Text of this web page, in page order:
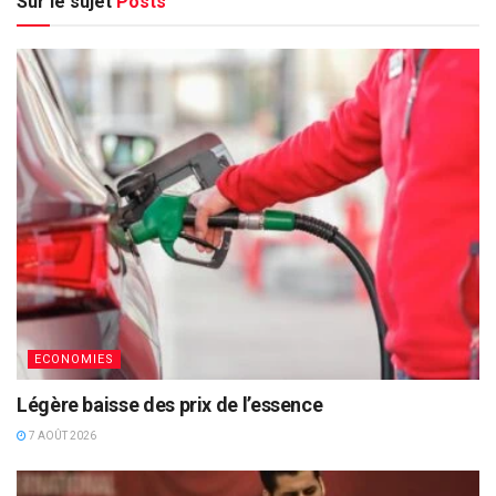
ECONOMIES
Légère baisse des prix de l’essence
7 AOÛT 2026